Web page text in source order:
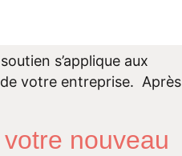
s’applique aux
votre entreprise. Après
nouveau